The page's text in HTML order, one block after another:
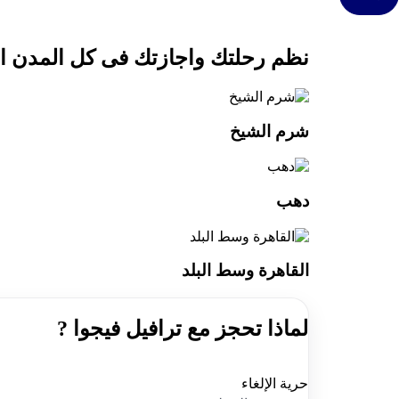
نظم رحلتك واجازتك فى كل المدن
شرم الشيخ
دهب
القاهرة وسط البلد
لماذا تحجز مع ترافيل فيجوا ?
حرية الإلغاء